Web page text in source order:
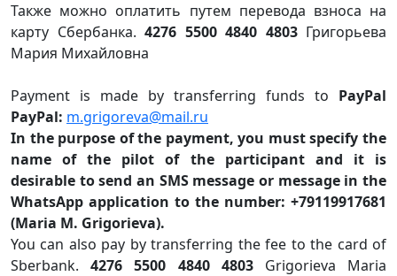
Также можно оплатить путем перевода взноса на
карту Сбербанка. 4276 5500 4840 4803Григорьева
Мария Михайловна
Payment is made by transferring funds to PayPal
PayPal: m.grigoreva@mail.ru
In the purpose of the payment, you must specify the
name of the pilot of the participant and it is
desirable to send an SMS message or message in the
WhatsApp application to the number: +79119917681
(Maria M. Grigorieva).
You can also pay by transferring the fee to the card of
Sberbank. 4276 5500 4840 4803Grigorieva Maria